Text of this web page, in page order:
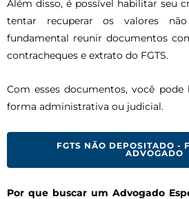
Além disso, é possível habilitar seu
tentar recuperar os valores
fundamental reunir documentos
contracheques e extrato do FGTS.
Com esses documentos, você pode
forma administrativa ou judicial.
FGTS NÃO DEPOSITADO -
ADVOGADO
Por que buscar um Advogado